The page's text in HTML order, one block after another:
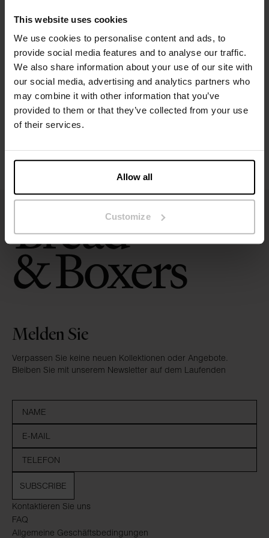
This website uses cookies
We use cookies to personalise content and ads, to
provide social media features and to analyse our traffic.
We also share information about your use of our site with
our social media, advertising and analytics partners who
may combine it with other information that you’ve
provided to them or that they’ve collected from your use
of their services.
Allow all
Customize
Spezifikation
Größentabelle
Bewertungen
Kontaktieren Sie uns
FAQ
Allgemeine Geschäftsbedingungen
Melden Sie
Verpassen Sie keine neuen Kollektionen oder Angebote.
Bleiben Sie mit unserem Newsletter auf dem Laufenden
SUBSCRIBE